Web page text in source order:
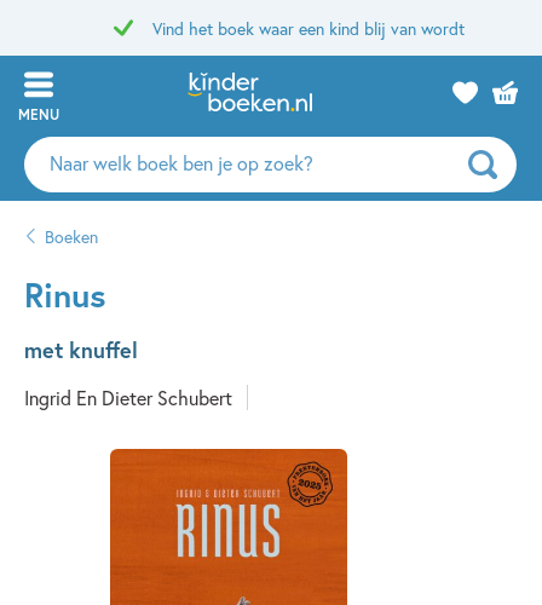
Vind het boek waar een kind blij van wordt
MENU
Zoeken
naar
auteurs
uitgevers
Boeken
Rinus
met knuffel
Ingrid En Dieter Schubert